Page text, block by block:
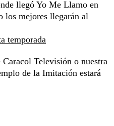
llegó Yo Me Llamo en
los mejores llegarán al
temporada
Caracol Televisión o nuestra
de la Imitación estará